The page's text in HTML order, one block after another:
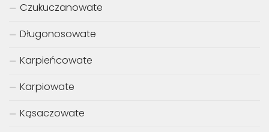
Czukuczanowate
Długonosowate
Karpieńcowate
Karpiowate
Kąsaczowate